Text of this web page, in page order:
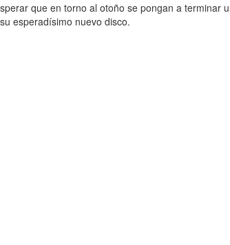
que en torno al otoño se pongan a
esperadísimo nuevo disco.